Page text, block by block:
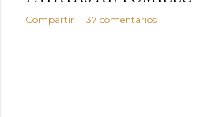
Compartir 37 comentarios